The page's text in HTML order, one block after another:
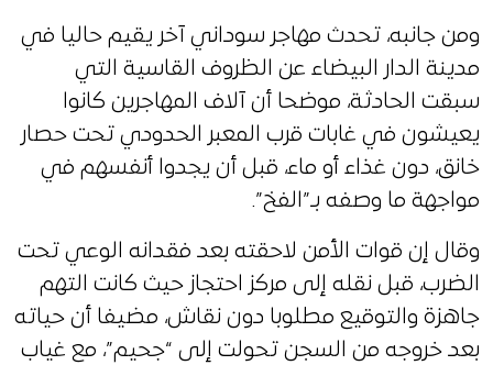
ومن جانبه، تحدث مهاجر سوداني آخر يقيم حاليا في
مدينة الدار البيضاء عن الظروف القاسية التي
سبقت الحادثة، موضحا أن آلاف المهاجرين كانوا
يعيشون في غابات قرب المعبر الحدودي تحت حصار
خانق، دون غذاء أو ماء، قبل أن يجدوا أنفسهم في
مواجهة ما وصفه بـ”الفخ”.
وقال إن قوات الأمن لاحقته بعد فقدانه الوعي تحت
الضرب، قبل نقله إلى مركز احتجاز حيث كانت التهم
جاهزة والتوقيع مطلوبا دون نقاش، مضيفا أن حياته
بعد خروجه من السجن تحولت إلى “جحيم”، مع غياب